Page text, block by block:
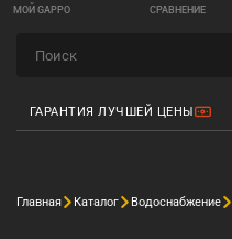
МОЙ GAPPO СРАВНЕНИЕ
ГАРАНТИЯ ЛУЧШЕЙ ЦЕНЫ
Главная Каталог Водоснабжение